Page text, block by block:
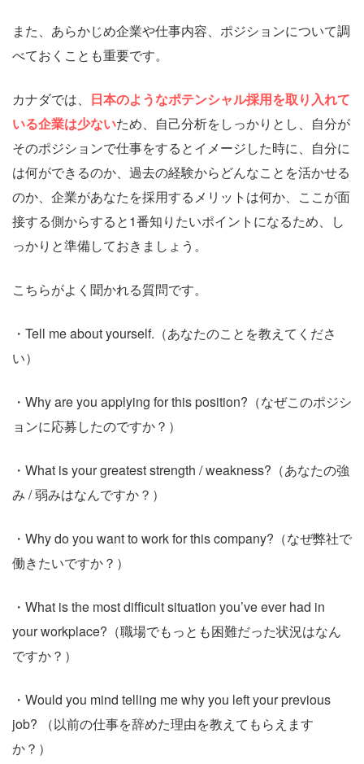
また、あらかじめ企業や仕事内容、ポジションについて調
べておくことも重要です。
カナダでは、 日本のようなポテンシャル採用を取り入れて
いる企業は少ないため、自己分析をしっかりとし、自分が
そのポジションで仕事をするとイメージした時に、自分に
は何ができるのか、過去の経験からどんなことを活かせる
のか、企業があなたを採用するメリットは何か、ここが面
接する側からすると1番知りたいポイントになるため、し
っかりと準備しておきましょう。
こちらがよく聞かれる質問です。
・Tell me about yourself.（あなたのことを教えてくださ
い）
・Why are you applying for this position?（なぜこのポジシ
ョンに応募したのですか？）
・What is your greatest strength / weakness?（あなたの強
み / 弱みはなんですか？）
・Why do you want to work for this company?（なぜ弊社で
働きたいですか？）
・What is the most difficult situation you’ve ever had in
your workplace?（職場でもっとも困難だった状況はなん
ですか？）
・Would you mind telling me why you left your previous
job? （以前の仕事を辞めた理由を教えてもらえます
か？）